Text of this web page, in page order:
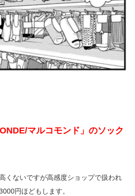
マルコモンド」のソック
くないですが高感度ショップで扱われ
円ほどもします。